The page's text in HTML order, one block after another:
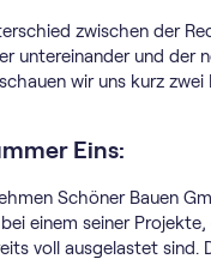
zwischen der
untereinander und der
wir uns kurz zwei
Eins:
Schöner Bauen
einem seiner Projekte,
voll ausgelastet sind.